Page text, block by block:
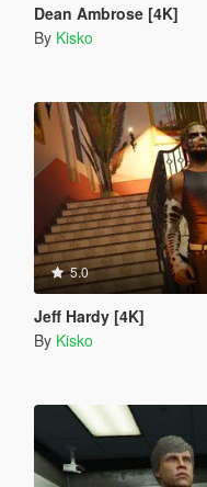
Dean Ambrose [4K]
By Kisko
5.0
Jeff Hardy [4K]
By Kisko